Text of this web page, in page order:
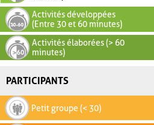
Activités développées
(Entre 30 et 60 minutes)
Activités élaborées (> 60
minutes)
PARTICIPANTS
Petit groupe (< 30)